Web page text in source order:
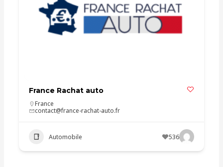
France Rachat auto
France
contact@france-rachat-auto.fr
Automobile 536